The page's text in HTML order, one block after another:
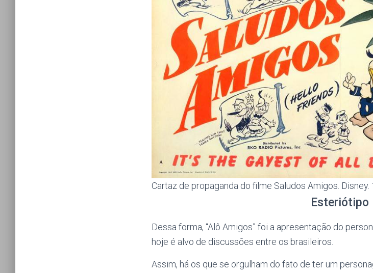
Cartaz de propaganda do filme Saludos Amigos. Disney.
Esteriótipo
Dessa forma, “Alô Amigos” foi a apresentação do
hoje é alvo de discussões entre os brasileiros.
Assim, há os que se orgulham do fato de ter um